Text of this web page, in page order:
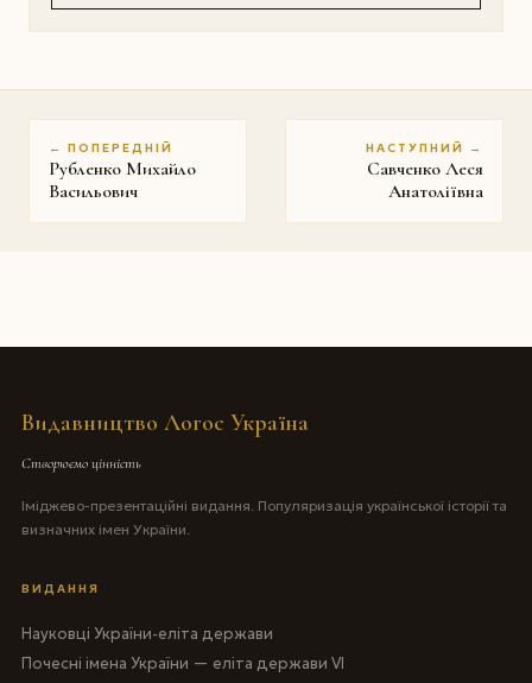
← ПОПЕРЕДНІЙ
Рубленко Михайло
Васильович
НАСТУПНИЙ →
Савченко Леся
Анатоліївна
Видавництво Логос Україна
Створюємо цінність
Іміджево-презентаційні видання. Популяризація української історії та
визначних імен України.
ВИДАННЯ
Науковці України-еліта держави
Почесні імена України — еліта держави VI